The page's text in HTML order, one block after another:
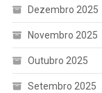
Dezembro 2025
Novembro 2025
Outubro 2025
Setembro 2025